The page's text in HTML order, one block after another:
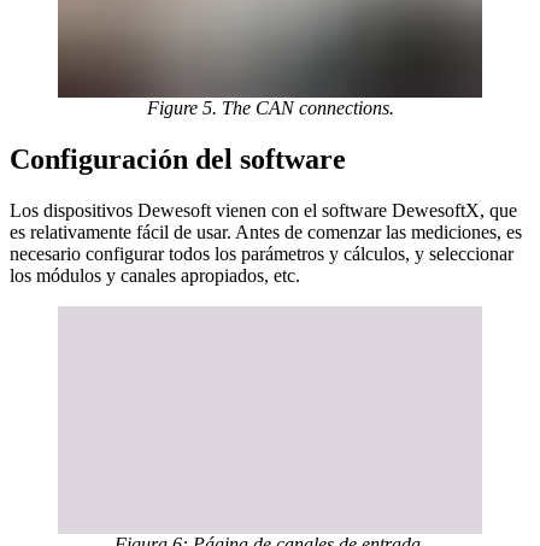
Figure 5. The CAN connections.
Configuración del software
Los dispositivos Dewesoft vienen con el software DewesoftX, que
es relativamente fácil de usar. Antes de comenzar las mediciones, es
necesario configurar todos los parámetros y cálculos, y seleccionar
los módulos y canales apropiados, etc.